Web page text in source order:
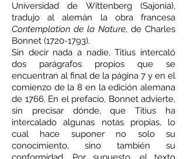
Universidad de Wittenberg (Sajonia),
tradujo al alemán la obra francesa
Contemplation de la Nature, de Charles
Bonnet (1720-1793).
Sin decir nada a nadie, Titius intercaló
dos parágrafos propios que se
encuentran al final de la página 7 y en el
comienzo de la 8 en la edición alemana
de 1766. En el prefacio, Bonnet advierte,
sin precisar dónde, que Titius ha
intercalado algunas notas propias, lo
cual hace suponer no solo su
conocimiento, sino también su